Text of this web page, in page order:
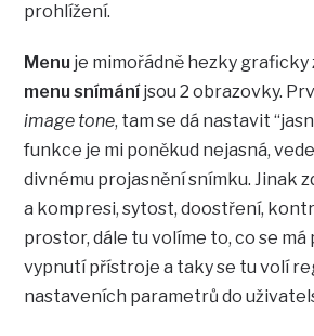
prohlížení.
Menu je mimořádně hezky graficky
menu snímáníjsou 2 obrazovky.
image tone, tam se dá nastavit
funkce je mi poněkud nejasná,
divnému projasnění snímku. Jinak
a kompresi, sytost, doostření,
prostor, dále tu volíme to, co se
vypnutí přístroje a taky se tu volí
nastaveních parametrů do